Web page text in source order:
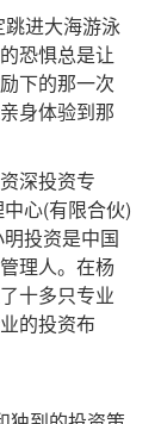
进大海游泳
恐惧总是让
下的那一次
身体验到那
深投资专
心(有限合伙)
投资是中国
理人。在杨
十多只专业
的投资布